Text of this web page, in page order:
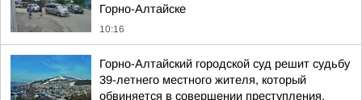
Горно-Алтайске
10:16
Горно-Алтайский городской суд решит судьбу
39-летнего местного жителя, который
обвиняется в совершении преступления,